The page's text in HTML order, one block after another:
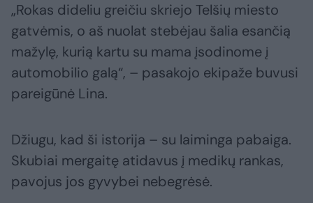
„Rokas dideliu greičiu skriejo Telšių miesto
gatvėmis, o aš nuolat stebėjau šalia esančią
mažylę, kurią kartu su mama įsodinome į
automobilio galą“, – pasakojo ekipaže buvusi
pareigūnė Lina.
Džiugu, kad ši istorija – su laiminga pabaiga.
Skubiai mergaitę atidavus į medikų rankas,
pavojus jos gyvybei nebegrėsė.